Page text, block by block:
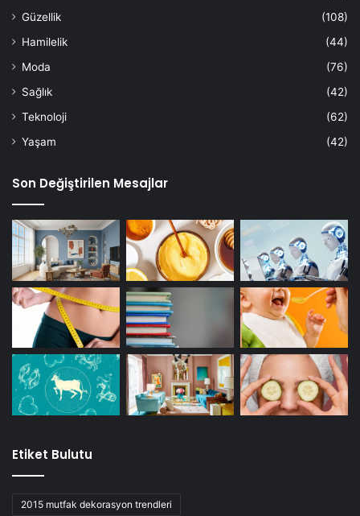
Güzellik
(108)
Hamilelik
(44)
Moda
(76)
Sağlık
(42)
Teknoloji
(62)
Yaşam
(42)
Son Değiştirilen Mesajlar
Etiket Bulutu
2015 mutfak dekorasyon trendleri